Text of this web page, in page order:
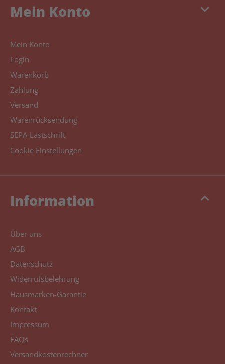
keyboard_arrow_down
Mein Konto
Mein Konto
Login
Warenkorb
Zahlung
Versand
Warenrücksendung
SEPA-Lastschrift
Cookie Einstellungen
keyboard_arrow_up
Information
Über uns
AGB
Datenschutz
Widerrufsbelehrung
Hausmarken-Garantie
Kontakt
Impressum
FAQs
Versandkostenrechner